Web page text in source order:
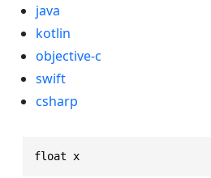
java
kotlin
objective-c
swift
csharp
float x